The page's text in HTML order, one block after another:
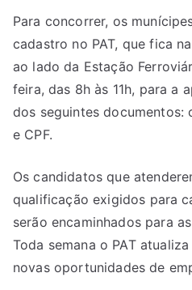
Para concorrer, os
cadastro no PAT, que fica
ao lado da Estação
feira, das 8h às 11h, para a
dos seguintes documentos:
e CPF.
Os candidatos que
qualificação exigidos para
serão encaminhados para
Toda semana o PAT
novas oportunidades de